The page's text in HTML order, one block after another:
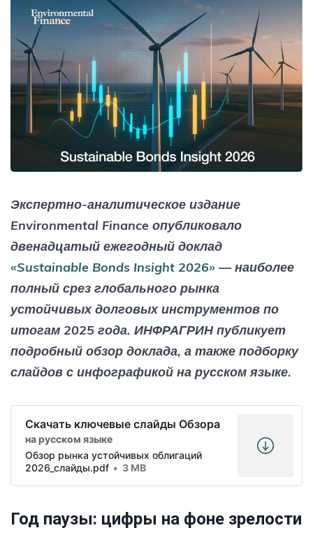
Экспертно-аналитическое издание
Environmental Finance опубликовало
двенадцатый ежегодный доклад
«Sustainable Bonds Insight 2026» — наиболее
полный срез глобального рынка
устойчивых долговых инструментов по
итогам 2025 года. ИНФРАГРИН публикует
подробный обзор доклада, а также подборку
слайдов с инфографикой на русском языке.
Скачать ключевые слайды Обзора
на русском языке
Обзор рынка устойчивых облигаций
2026_слайды.pdf
3 MB
Год паузы: цифры на фоне зрелости